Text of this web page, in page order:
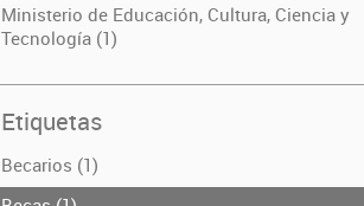
Ministerio de Educación, Cultura, Ciencia y
Tecnología (1)
Etiquetas
Becarios (1)